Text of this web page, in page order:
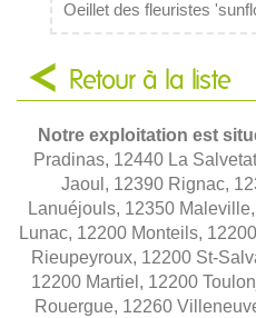
Oeillet des fleuristes
Retour à la liste
Notre exploitation est
Pradinas, 12440 La
Jaoul, 12390 Rignac,
Lanuéjouls, 12350
Lunac, 12200 Monteils,
Rieupeyroux, 12200 St-
12200 Martiel, 12200
Rouergue, 12260